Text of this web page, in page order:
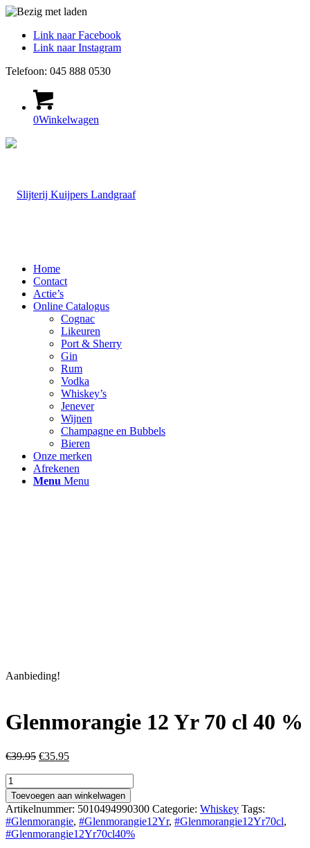
Link naar Facebook
Link naar Instagram
Telefoon: 045 888 0530
0Winkelwagen
Home
Contact
Actie’s
Online Catalogus
Cognac
Likeuren
Port & Sherry
Gin
Rum
Vodka
Whiskey’s
Jenever
Wijnen
Champagne en Bubbels
Bieren
Onze merken
Afrekenen
Menu Menu
Aanbieding!
Glenmorangie 12 Yr 70 cl 40 %
€39.95 Oorspronkelijke
€39.95.
€35.95Huidige
€35.95.
Glenmorangie
12
Yr
70
cl
40
Toevoegen aan winkelwagen
Artikelnummer: 5010494990300 Categorie: Whiskey Tags:
#Glenmorangie, #Glenmorangie12Yr, #Glenmorangie12Yr70cl,
#Glenmorangie12Yr70cl40%